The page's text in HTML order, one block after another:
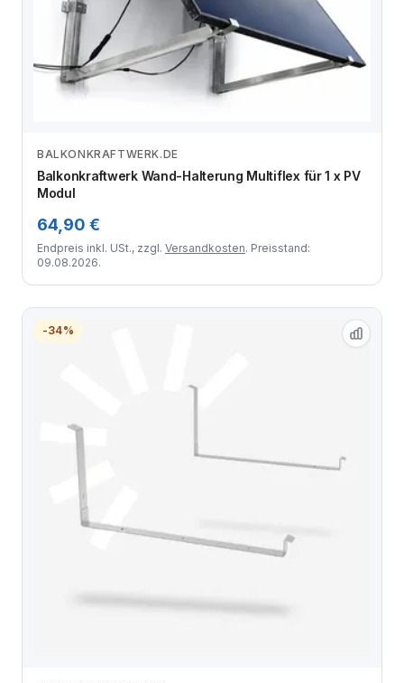
Zum Angebot
BALKONKRAFTWERK.DE
Balkonkraftwerk Wand-Halterung Multiflex für 1 x PV
Modul
64,90 €
Endpreis inkl. USt., zzgl. Versandkosten. Preisstand:
09.08.2026.
-34%